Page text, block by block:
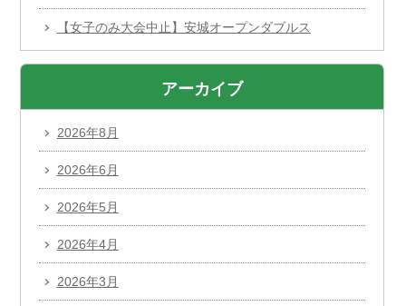
【女子のみ大会中止】安城オープンダブルス
アーカイブ
2026年8月
2026年6月
2026年5月
2026年4月
2026年3月